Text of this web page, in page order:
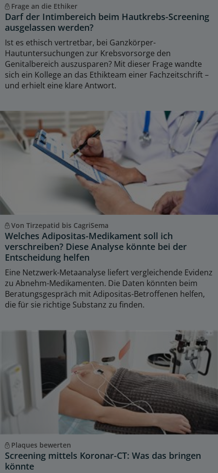
Frage an die Ethiker
Darf der Intimbereich beim Hautkrebs-Screening
ausgelassen werden?
Ist es ethisch vertretbar, bei Ganzkörper-
Hautuntersuchungen zur Krebsvorsorge den
Genitalbereich auszusparen? Mit dieser Frage wandte
sich ein Kollege an das Ethikteam einer Fachzeitschrift –
und erhielt eine klare Antwort.
Von Tirzepatid bis CagriSema
Welches Adipositas-Medikament soll ich
verschreiben? Diese Analyse könnte bei der
Entscheidung helfen
Eine Netzwerk-Metaanalyse liefert vergleichende Evidenz
zu Abnehm-Medikamenten. Die Daten könnten beim
Beratungsgespräch mit Adipositas-Betroffenen helfen,
die für sie richtige Substanz zu finden.
Plaques bewerten
Screening mittels Koronar-CT: Was das bringen
könnte